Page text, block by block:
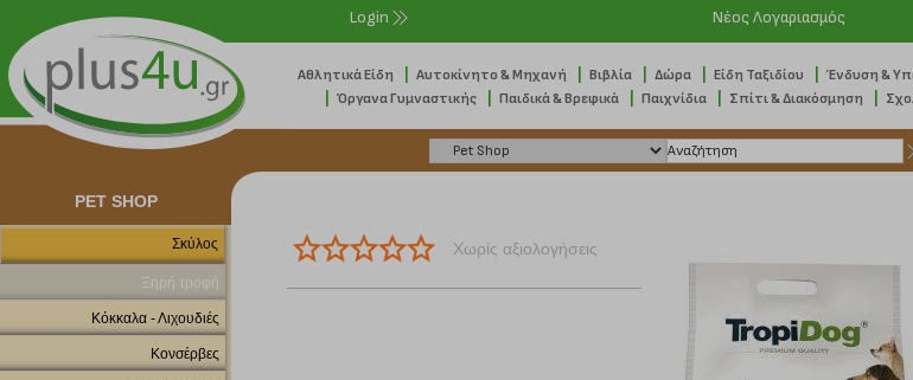
Login Νέος Λογαριασμός
Αθλητικά Είδη Αυτοκίνητο & Μηχανή Βιβλία Δώρα Είδη Ταξιδίου Ένδυση &
Όργανα Γυμναστικής Παιδικά & Βρεφικά Παιχνίδια Σπίτι & Διακόσμηση
PET SHOP
Σκύλος
Ξηρή τροφή
Κόκκαλα - Λιχουδιές
Κονσέρβες
Χωρίς αξιολογήσεις